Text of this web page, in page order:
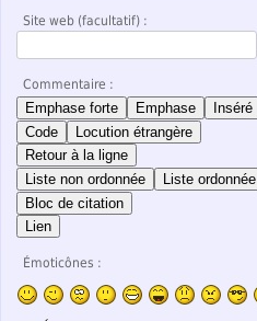
Site web (facultatif) :
Commentaire :
Emphase forte Emphase Inséré
Code
Locution étrangère
Retour à la ligne
Liste non ordonnée
Liste ordonnée
Bloc de citation
Lien
Émoticônes :